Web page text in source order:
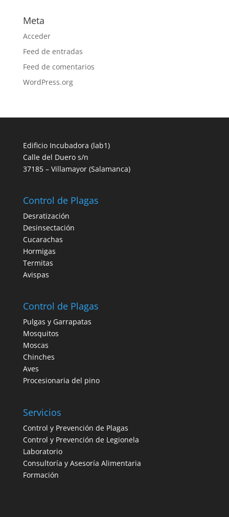
Meta
Acceder
Feed de entradas
Feed de comentarios
WordPress.org
Edificio Incubadora (lab1)
Calle del Duero s/n
37185 – Villamayor (Salamanca)
Control de Plagas
Desratización
Desinsectación
Cucarachas
Hormigas
Termitas
Avispas
Control de Plagas
Pulgas y Garrapatas
Mosquitos
Moscas
Chinches
Aves
Procesionaria del pino
Servicios
Control y Prevención de Plagas
Control y Prevención de Legionela
Laboratorio
Consultoría y Asesoría Alimentaria
Formación